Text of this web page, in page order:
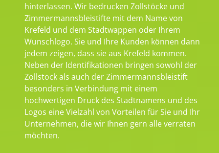
hinterlassen. Wir bedrucken Zollstöcke und
Zimmermannsbleistifte mit dem Name von
Krefeld und dem Stadtwappen oder Ihrem
Wunschlogo. Sie und Ihre Kunden können dann
jedem zeigen, dass sie aus Krefeld kommen.
Neben der Identifikationen bringen sowohl der
Zollstock als auch der Zimmermannsbleistift
besonders in Verbindung mit einem
hochwertigen Druck des Stadtnamens und des
Logos eine Vielzahl von Vorteilen für Sie und Ihr
Unternehmen, die wir Ihnen gern alle verraten
möchten.